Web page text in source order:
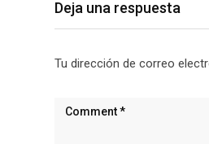
Deja una respuesta
Tu dirección de correo